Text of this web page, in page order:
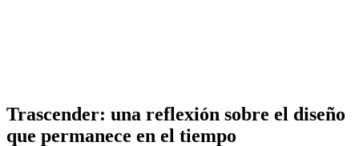
Trascender: una reflexión sobre el diseño
que permanece en el tiempo